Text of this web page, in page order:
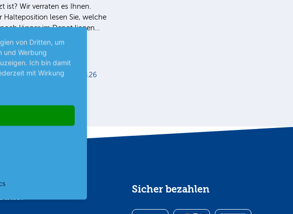
ist? Wir verraten es Ihnen.
Halteposition lesen Sie, welche
länger im Depot liegen…
Anlegermagazin 05.08.26
im
Sicher bezahlen
von Dritten, um
und Werbung
Ich bin damit
mit Wirkung